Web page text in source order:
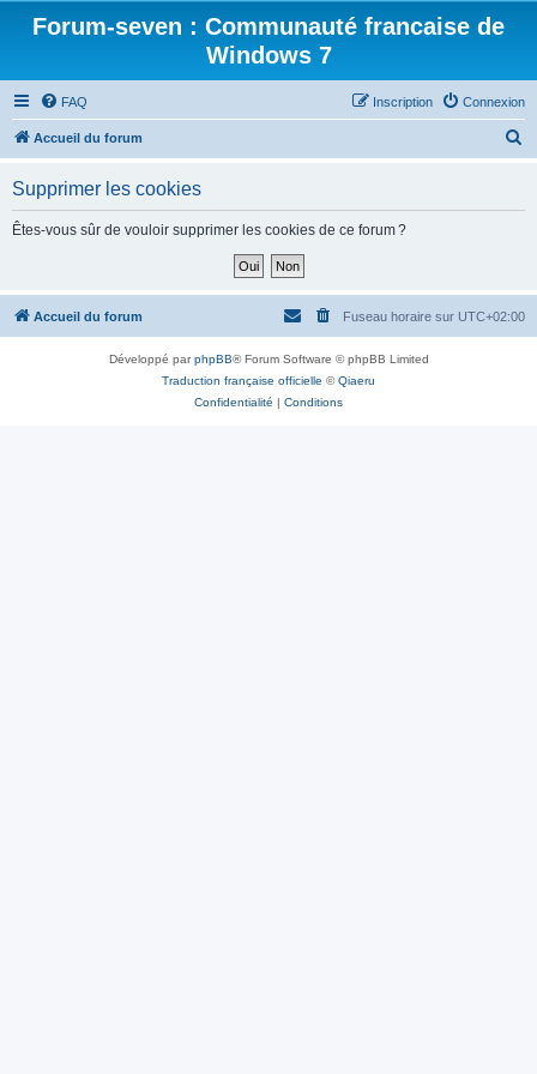
Forum-seven : Communauté francaise de
Windows 7
FAQ Connexion
Inscription
Accueil du forum
h
Supprimer les cookies
Êtes-vous sûr de vouloir supprimer les cookies de ce forum ?
Accueil du forum Fuseau horaire sur UTC+02:00
Développé parphpBB® Forum Software © phpBB Limited
Traduction française officielle ©Qiaeru
Confidentialité | Conditions